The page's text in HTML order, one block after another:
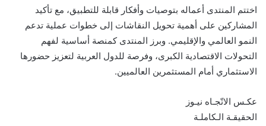
اختتم المنتدى أعماله بتوصيات وأفكار قابلة للتطبيق، مع تأكيد
المشاركين على أهمية تحويل النقاشات إلى خطوات عملية تدعم
النمو العالمي والإقليمي. وبرز المنتدى كمنصة أساسية لفهم
التحولات الاقتصادية الكبرى، وفرصة للدول العربية لتعزيز حضورها
الاستثماري أمام المستثمرين العالميين.
عكـس الاتّجـاه نيـوز
الحقيقـة الـكاملـة